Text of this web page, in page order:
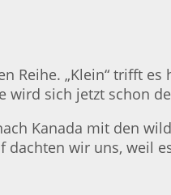
Reihe. „Klein“ trifft
wird sich jetzt schon
Kanada mit den
wir uns, weil